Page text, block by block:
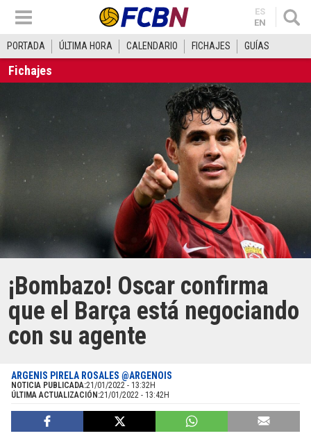
ES
EN
PORTADA ÚLTIMA HORA CALENDARIO FICHAJES GUÍAS
Fichajes
¡Bombazo! Oscar confirma
que el Barça está negociando
con su agente
ARGENIS PIRELA ROSALES @ARGENOIS
NOTICIA PUBLICADA:21/01/2022 - 13:32H
ÚLTIMA ACTUALIZACIÓN:21/01/2022 - 13:42H